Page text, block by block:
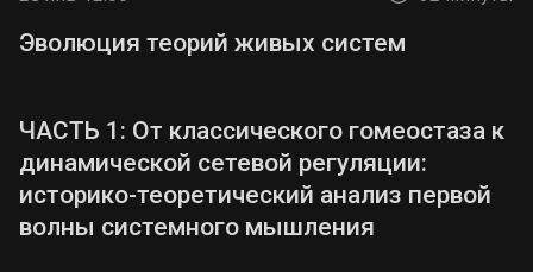
Эволюция теорий живых систем
ЧАСТЬ 1: От классического гомеостаза к
динамической сетевой регуляции:
историко-теоретический анализ первой
волны системного мышления